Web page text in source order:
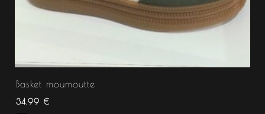
Basket moumoutte
34.99 €